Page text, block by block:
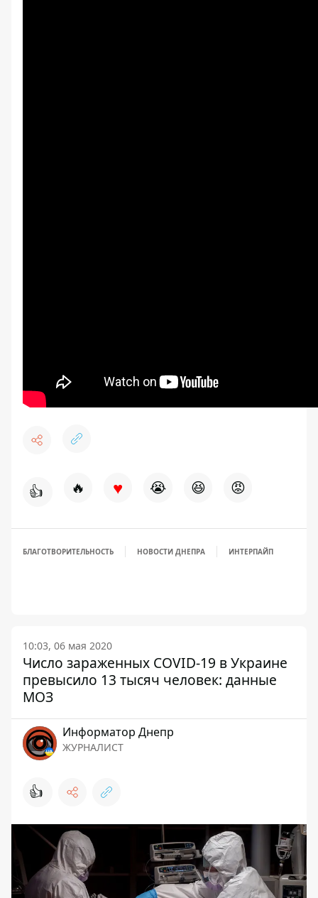
👍 🔥 ♥ 😭 😆 😡
БЛАГОТВОРИТЕЛЬНОСТЬ НОВОСТИ ДНЕПРА ИНТЕРПАЙП
10:03, 06 мая 2020
Число зараженных COVID-19 в Украине
превысило 13 тысяч человек: данные
МОЗ
Информатор Днепр
ЖУРНАЛИСТ
👍